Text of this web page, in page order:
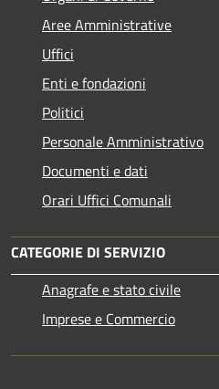
Aree Amministrative
Uffici
Enti e fondazioni
Politici
Personale Amministrativo
Documenti e dati
Orari Uffici Comunali
CATEGORIE DI SERVIZIO
Anagrafe e stato civile
Imprese e Commercio